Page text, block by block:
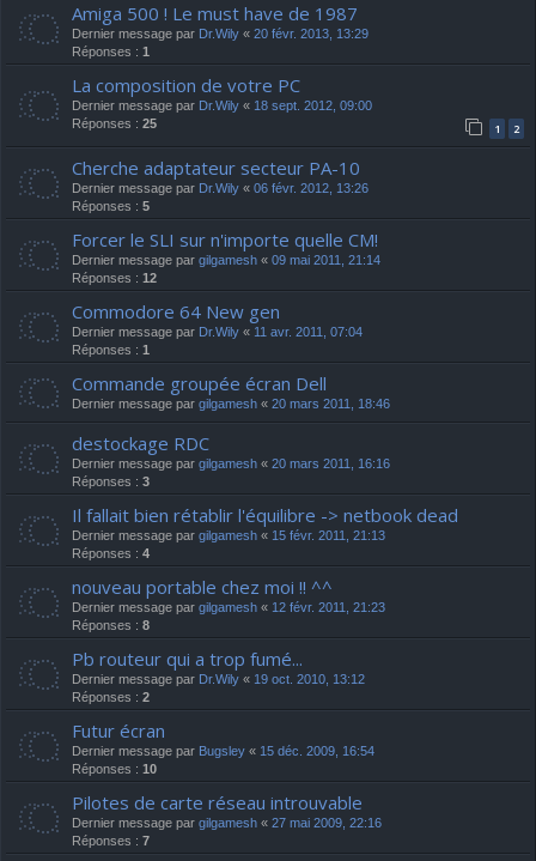
Amiga 500 ! Le must have de 1987
Dernier message par Dr.Wily « 20 févr. 2013, 13:29
Réponses : 1
La composition de votre PC
Dernier message par Dr.Wily « 18 sept. 2012, 09:00
Réponses : 25 1 2
Cherche adaptateur secteur PA-10
Dernier message par Dr.Wily « 06 févr. 2012, 13:26
Réponses : 5
Forcer le SLI sur n'importe quelle CM!
Dernier message par gilgamesh « 09 mai 2011, 21:14
Réponses : 12
Commodore 64 New gen
Dernier message par Dr.Wily « 11 avr. 2011, 07:04
Réponses : 1
Commande groupée écran Dell
Dernier message par gilgamesh « 20 mars 2011, 18:46
destockage RDC
Dernier message par gilgamesh « 20 mars 2011, 16:16
Réponses : 3
Il fallait bien rétablir l'équilibre -> netbook dead
Dernier message par gilgamesh « 15 févr. 2011, 21:13
Réponses : 4
nouveau portable chez moi !! ^^
Dernier message par gilgamesh « 12 févr. 2011, 21:23
Réponses : 8
Pb routeur qui a trop fumé...
Dernier message par Dr.Wily « 19 oct. 2010, 13:12
Réponses : 2
Futur écran
Dernier message par Bugsley « 15 déc. 2009, 16:54
Réponses : 10
Pilotes de carte réseau introuvable
Dernier message par gilgamesh « 27 mai 2009, 22:16
Réponses : 7